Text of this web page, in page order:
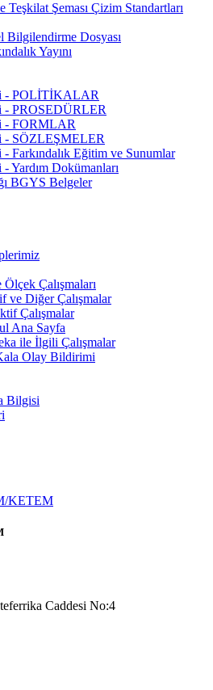
Teşkilat Şeması Çizim Standartları
Bilgilendirme Dosyası
Yayını
- POLİTİKALAR
PROSEDÜRLER
- FORMLAR
- SÖZLEŞMELER
Farkındalık Eğitim ve Sunumlar
Yardım Dokümanları
BGYS Belgeler
Çalışmaları
ve Diğer Çalışmalar
Çalışmalar
Ana Sayfa
ile İlgili Çalışmalar
Olay Bildirimi
Bilgisi
KETEM
Caddesi No:4